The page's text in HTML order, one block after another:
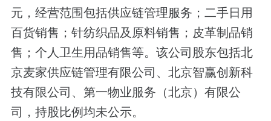
元，经营范围包括供应链管理服务；二手日用
百货销售；针纺织品及原料销售；皮革制品销
售；个人卫生用品销售等。该公司股东包括北
京麦家供应链管理有限公司、北京智赢创新科
技有限公司、第一物业服务（北京）有限公
司，持股比例均未公示。